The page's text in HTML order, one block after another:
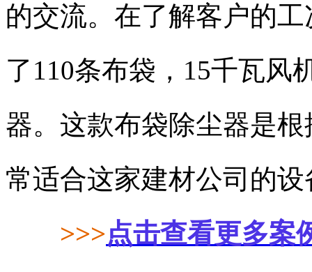
的交流。在了解客户的
了110条布袋，15千瓦风
器。这款布袋除尘器是
常适合这家建材公司的设
>>>点击查看更多案